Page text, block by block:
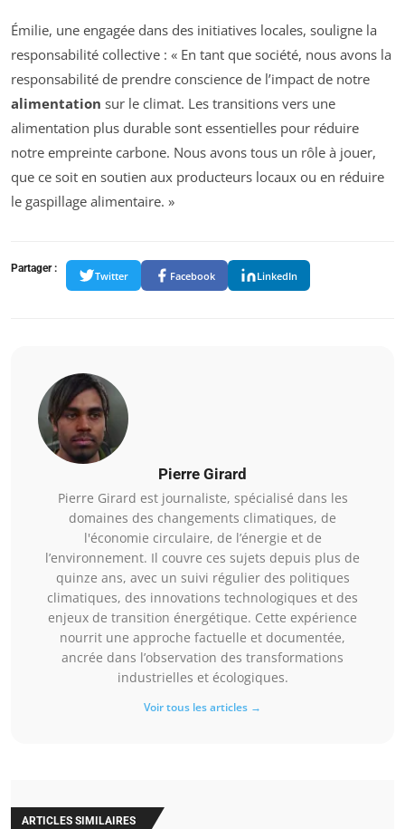
Émilie, une engagée dans des initiatives locales, souligne la
responsabilité collective : « En tant que société, nous avons la
responsabilité de prendre conscience de l’impact de notre
alimentation sur le climat. Les transitions vers une
alimentation plus durable sont essentielles pour réduire
notre empreinte carbone. Nous avons tous un rôle à jouer,
que ce soit en soutien aux producteurs locaux ou en réduire
le gaspillage alimentaire. »
Partager :
Twitter Facebook LinkedIn
Pierre Girard
Pierre Girard est journaliste, spécialisé dans les
domaines des changements climatiques, de
l'économie circulaire, de l’énergie et de
l’environnement. Il couvre ces sujets depuis plus de
quinze ans, avec un suivi régulier des politiques
climatiques, des innovations technologiques et des
enjeux de transition énergétique. Cette expérience
nourrit une approche factuelle et documentée,
ancrée dans l’observation des transformations
industrielles et écologiques.
Voir tous les articles →
ARTICLES SIMILAIRES